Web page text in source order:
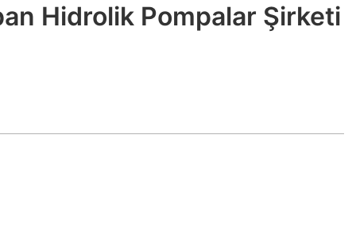
Hidrolik Pompalar Şirketi